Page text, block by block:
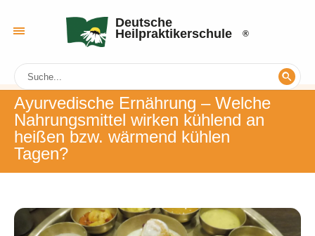
Deutsche
Heilpraktikerschule
Ayurvedische Ernährung – Welche
Nahrungsmittel wirken kühlend an
heißen bzw. wärmend kühlen
Tagen?